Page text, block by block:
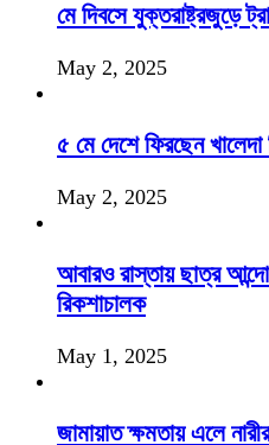
মে দিবসে যুক্তরাষ্ট্রজুড়ে
May 2, 2025
৫ মে দেশে ফিরছেন
May 2, 2025
আবারও রাস্তায় ছাত্র
রিকশাচালক
May 1, 2025
জামায়াত ক্ষমতায় এলে